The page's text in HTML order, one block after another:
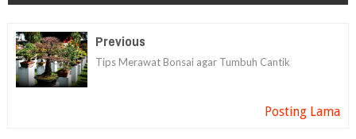
Previous
Tips Merawat Bonsai agar Tumbuh Cantik
Posting Lama